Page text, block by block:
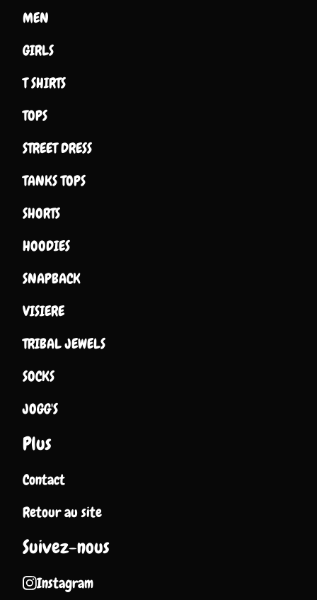
MEN
GIRLS
T SHIRTS
TOPS
STREET DRESS
TANKS TOPS
SHORTS
HOODIES
SNAPBACK
VISIERE
TRIBAL JEWELS
SOCKS
JOGG'S
Plus
Contact
Retour au site
Suivez-nous
Instagram